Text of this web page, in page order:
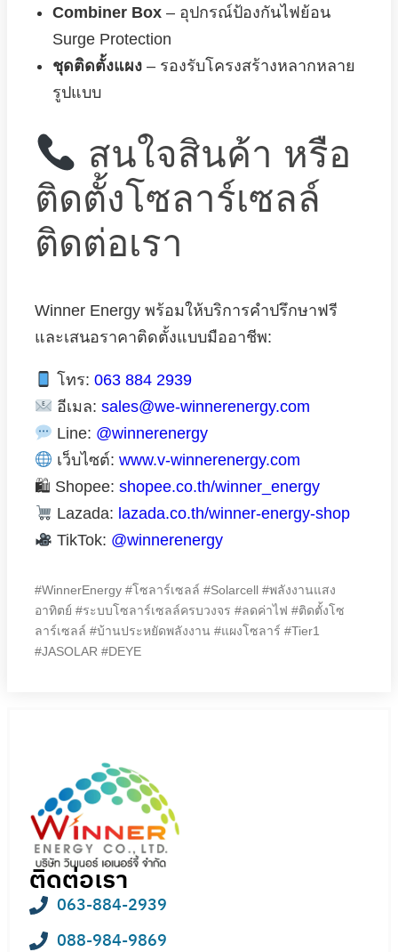
Combiner Box– อุปกรณ์ป้องกันไฟย้อน
Surge Protection
ชุดติดตั้งแผง– รองรับโครงสร้างหลากหลาย
รูปแบบ
สนใจสินค้า หรือ
ติดตั้งโซลาร์เซลล์
ติดต่อเรา
Winner Energy พร้อมให้บริการคำปรึกษาฟรี
และเสนอราคาติดตั้งแบบมืออาชีพ:
โทร:063 884 2939
อีเมล:sales@we-winnerenergy.com
Line: @winnerenergy
เว็บไซต์:www.v-winnerenergy.com
🛍 Shopee: shopee.co.th/winner_energy
Lazada: lazada.co.th/winner-energy-shop
TikTok: @winnerenergy
#WinnerEnergy #โซลาร์เซลล์ #Solarcell #พลังงานแสง
อาทิตย์ #ระบบโซลาร์เซลล์ครบวงจร #ลดค่าไฟ #ติดตั้งโซ
ลาร์เซลล์ #บ้านประหยัดพลังงาน #แผงโซลาร์ #Tier1
#JASOLAR #DEYE
ติดต่อเรา
063-884-2939
088-984-9869